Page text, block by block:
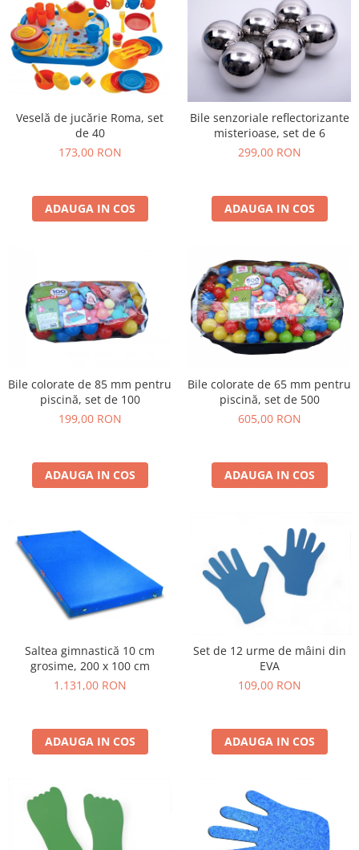
Veselă de jucărie Roma, set
de 40
173,00 RON
ADAUGA IN COS
Bile senzoriale reflectorizante
misterioase, set de 6
299,00 RON
ADAUGA IN COS
Bile colorate de 85 mm pentru
piscină, set de 100
199,00 RON
ADAUGA IN COS
Bile colorate de 65 mm pentru
piscină, set de 500
605,00 RON
ADAUGA IN COS
Saltea gimnastică 10 cm
grosime, 200 x 100 cm
1.131,00 RON
ADAUGA IN COS
Set de 12 urme de mâini din
EVA
109,00 RON
ADAUGA IN COS